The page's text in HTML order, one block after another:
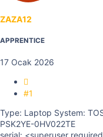
ZAZA12
APPRENTICE
17 Ocak 2026
#1
Type: Laptop System:
PSK2YE-0HV022TE